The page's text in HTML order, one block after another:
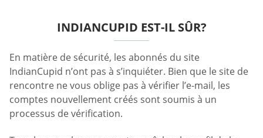
INDIANCUPID EST-IL SÛR?
En matière de sécurité, les abonnés du site
IndianCupid n’ont pas à s’inquiéter. Bien que le site de
rencontre ne vous oblige pas à vérifier l’e-mail, les
comptes nouvellement créés sont soumis à un
processus de vérification.